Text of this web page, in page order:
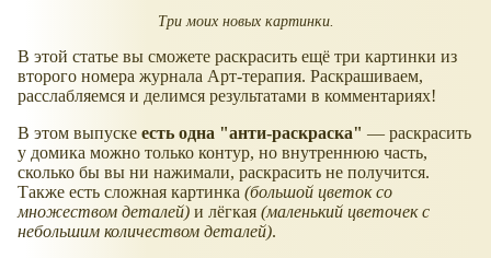
Три моих новых картинки.
В этой статье вы сможете раскрасить ещё три картинки из
второго номера журнала Арт-терапия. Раскрашиваем,
расслабляемся и делимся результатами в комментариях!
В этом выпуске есть одна "анти-раскраска" — раскрасить
у домика можно только контур, но внутреннюю часть,
сколько бы вы ни нажимали, раскрасить не получится.
Также есть сложная картинка (большой цветок со
множеством деталей) и лёгкая (маленький цветочек с
небольшим количеством деталей).